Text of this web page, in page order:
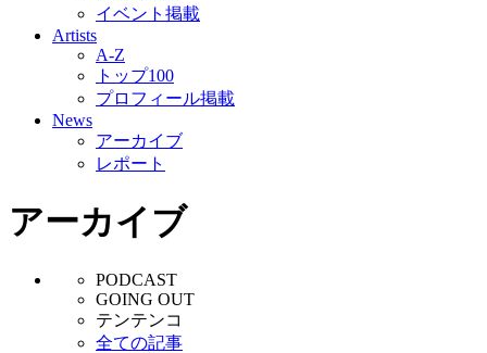
イベント掲載
Artists
A-Z
トップ100
プロフィール掲載
News
アーカイブ
レポート
アーカイブ
PODCAST
GOING OUT
テンテンコ
全ての記事